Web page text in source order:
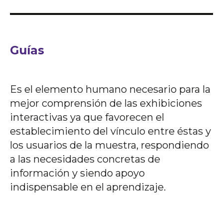
Guías
Es el elemento humano necesario para la
mejor comprensión de las exhibiciones
interactivas ya que favorecen el
establecimiento del vínculo entre éstas y
los usuarios de la muestra, respondiendo
a las necesidades concretas de
información y siendo apoyo
indispensable en el aprendizaje.